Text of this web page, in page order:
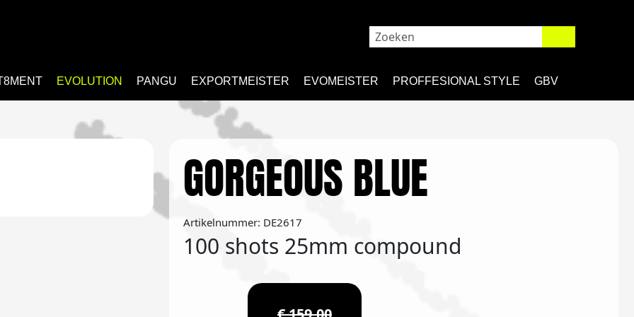
EVOLUTION PANGU EXPORTMEISTER EVOMEISTER PROFFESIONAL STYLE GBV
GORGEOUS BLUE
Artikelnummer: DE2617
100 shots 25mm compound